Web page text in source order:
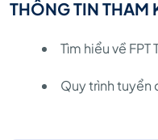
THÔNG TIN THAM
Tìm hiểu về FPT
Quy trình tuyển